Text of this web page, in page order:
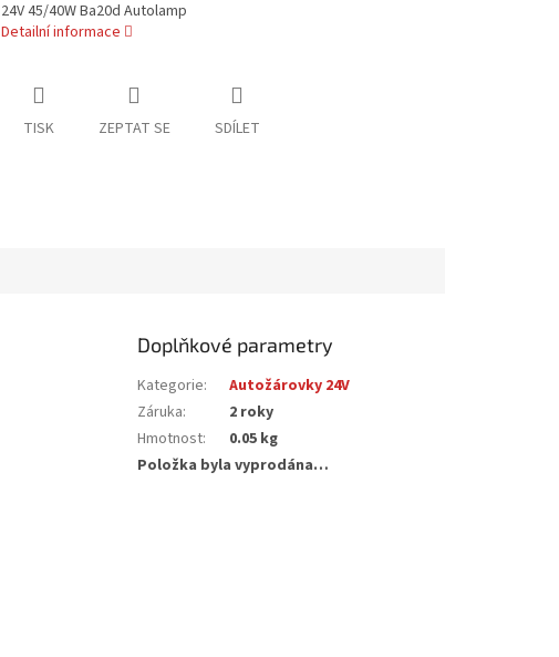
24V 45/40W Ba20d Autolamp
Detailní informace
TISK ZEPTAT SE SDÍLET
Doplňkové parametry
Kategorie:
Autožárovky 24V
Záruka:
2 roky
Hmotnost:
0.05 kg
Položka byla vyprodána…